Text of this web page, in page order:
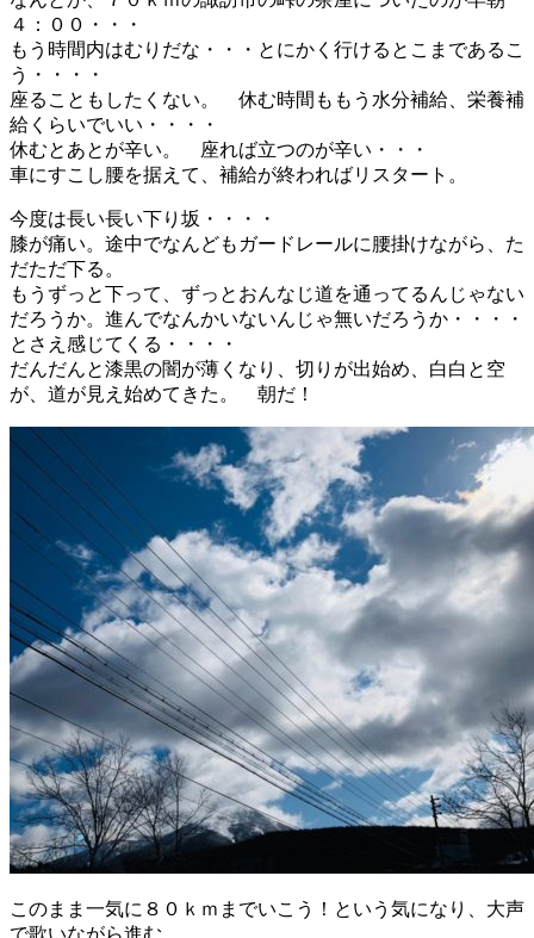
４：００・・・
もう時間内はむりだな・・・とにかく行けるとこまであるこ
う・・・・
座ることもしたくない。 休む時間ももう水分補給、栄養補
給くらいでいい・・・・
休むとあとが辛い。 座れば立つのが辛い・・・
車にすこし腰を据えて、補給が終わればリスタート。
今度は長い長い下り坂・・・・
膝が痛い。途中でなんどもガードレールに腰掛けながら、た
だただ下る。
もうずっと下って、ずっとおんなじ道を通ってるんじゃない
だろうか。進んでなんかいないんじゃ無いだろうか・・・・
とさえ感じてくる・・・・
だんだんと漆黒の闇が薄くなり、切りが出始め、白白と空
が、道が見え始めてきた。 朝だ！
このまま一気に８０ｋｍまでいこう！という気になり、大声
で歌いながら進む。